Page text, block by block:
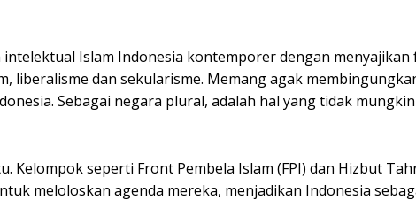
Islam Indonesia kontemporer dengan menyajikan
liberalisme dan sekularisme. Memang agak
Sebagai negara plural, adalah hal yang tidak
Kelompok seperti Front Pembela Islam (FPI) dan Hizbut
meloloskan agenda mereka, menjadikan Indonesia